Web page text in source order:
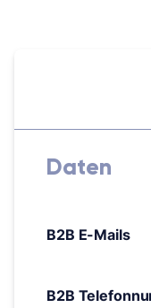
Daten
B2B E-Mails
B2B